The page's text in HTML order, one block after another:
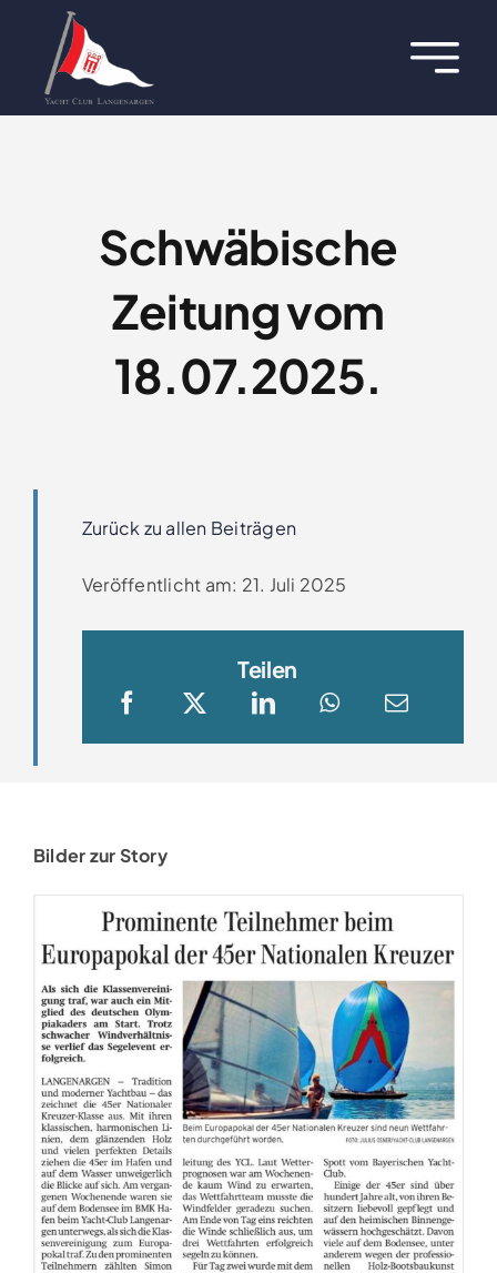
springen
Über uns
Aktuelles
Regatten
Clubboote
Clubhaus
Schwäbische
Zeitung vom
18.07.2025.
Zurück zu allen Beiträgen
Veröffentlicht am: 21. Juli 2025
Teilen
Bilder zur Story